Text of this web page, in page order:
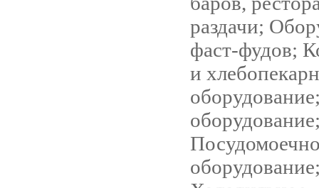
раздачи;
фаст-фудов;
и